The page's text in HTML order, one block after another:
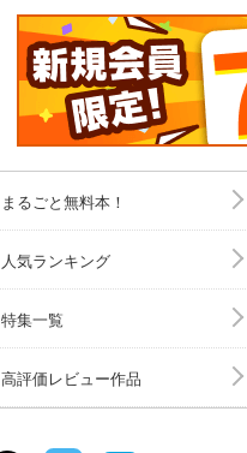
金」を見てみよう ■第2特集 こどもの“生活力”アップスクール ・き
じゅんじょ ・早
つはピピッ！ ・へ
うこと。そして
さんと家族を学
物語 ●夫婦・雨
ポート フィン
「時間の予定」
学ぼうオンライ
まるごと無料本！
人気ランキング
特集一覧
高評価レビュー作品